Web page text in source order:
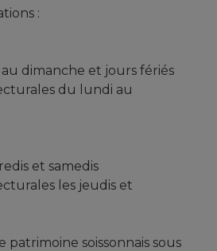
:
dimanche et jours fériés
du lundi au
et samedis
les jeudis et
soissonnais sous